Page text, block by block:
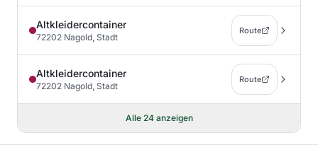
Altkleidercontainer
72202 Nagold, Stadt
Route
Altkleidercontainer
72202 Nagold, Stadt
Route
Alle 24anzeigen